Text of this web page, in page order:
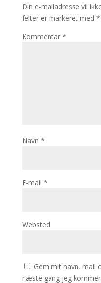
Din e-mailadresse vil
felter er markeret med *
Kommentar *
Navn *
E-mail *
Websted
Gem mit navn, mail
næste gang jeg